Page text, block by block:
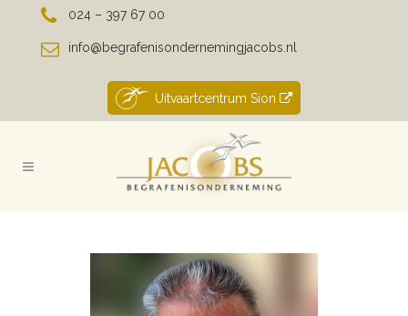
024 – 397 67 00
info@begrafenisondernemingjacobs.nl
Uitvaartcentrum Sion